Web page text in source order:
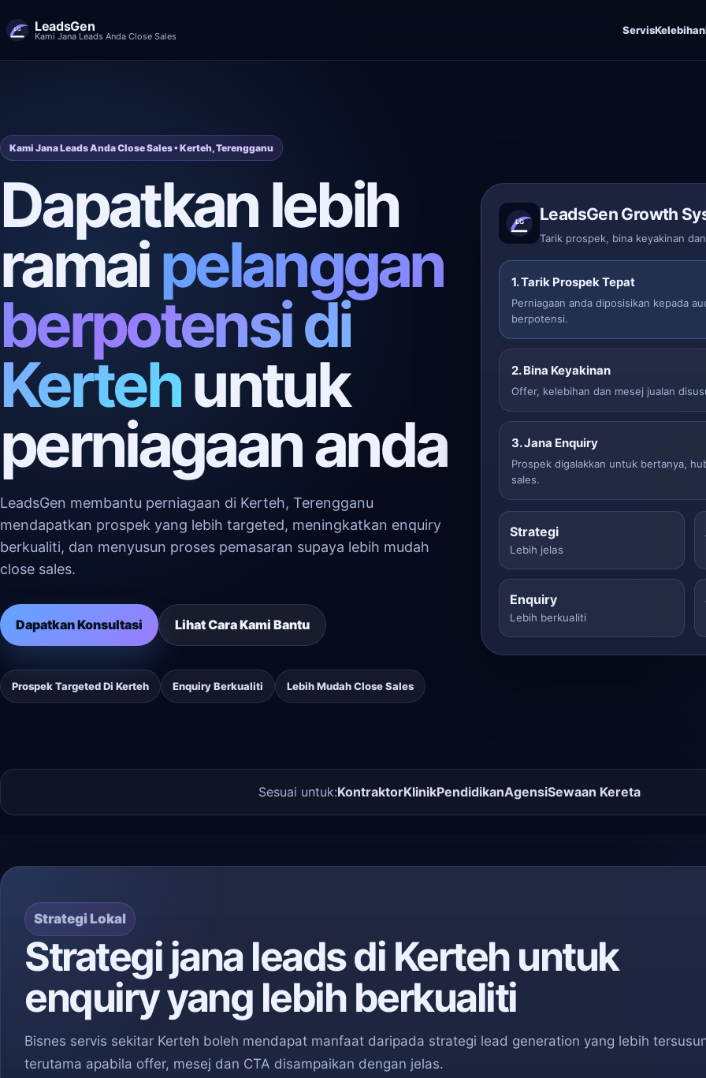
LeadsGen
Kami Jana Leads Anda Close Sales ServisKelebihan
Kami Jana Leads Anda Close Sales • Kerteh, Terengganu
Dapatkan lebih
ramaipelanggan
berpotensi di
Kertehuntuk
perniagaan anda
LeadsGen membantu perniagaan di Kerteh, Terengganu
mendapatkan prospek yang lebih targeted, meningkatkan enquiry
berkualiti, dan menyusun proses pemasaran supaya lebih mudah
close sales.
Dapatkan Konsultasi Lihat Cara Kami Bantu
Prospek Targeted Di Kerteh Enquiry Berkualiti Lebih Mudah Close Sales
LeadsGen Growth
Tarik prospek, bina keyakinan
1. Tarik Prospek Tepat
Perniagaan anda diposisikan kepada
berpotensi.
2. Bina Keyakinan
Offer, kelebihan dan mesej jualan
3. Jana Enquiry
Prospek digalakkan untuk bertanya,
sales.
Strategi
Lebih jelas
Enquiry
Lebih berkualiti
Sesuai untuk:KontraktorKlinikPendidikanAgensiSewaan Kereta
Strategi Lokal
Strategi jana leads di Kerteh untuk
enquiry yang lebih berkualiti
Bisnes servis sekitar Kerteh boleh mendapat manfaat daripada strategi lead generation yang lebih
terutama apabila offer, mesej dan CTA disampaikan dengan jelas.